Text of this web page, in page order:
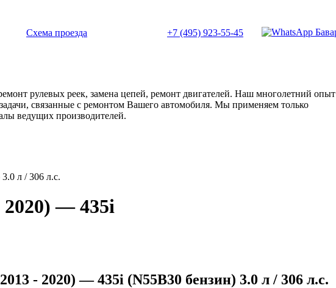
Схема проезда +7 (495) 923-55-45
рулевых реек, замена цепей, ремонт двигателей. Наш многолетний опыт
связанные с ремонтом Вашего автомобиля. Мы применяем только
ведущих производителей.
л / 306 л.с.
2020) — 435i
- 2020) — 435i (N55B30 бензин) 3.0 л / 306 л.с.